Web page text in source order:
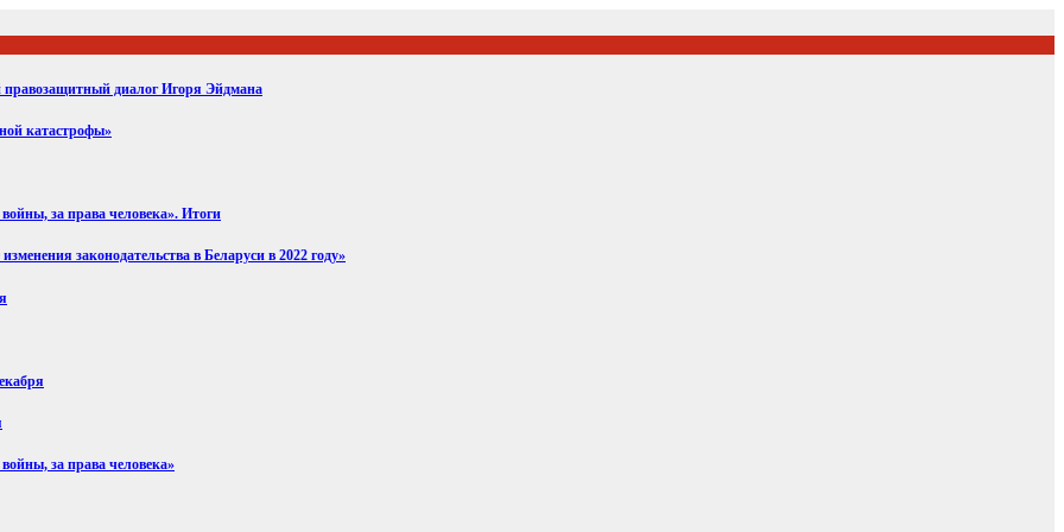
правозащитный диалог Игоря Эйдмана
катастрофы»
за права человека». Итоги
законодательства в Беларуси в 2022 году»
за права человека»